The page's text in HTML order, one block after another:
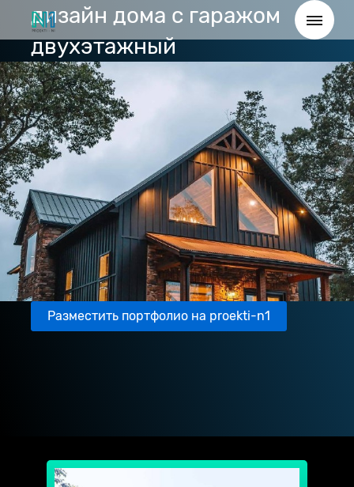
дизайн дома с гаражом
двухэтажный
Разместить портфолио на proekti-n1